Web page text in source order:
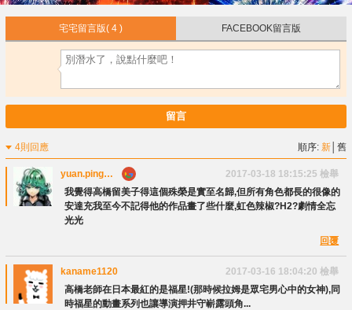
宅宅留言版( 4 ) FACEBOOK留言版
留言
4則回應 順序:新 │舊
yuan.ping
chen
2017-03-18 18:15:25 檢舉
我覺得高橋留美子得這個殊榮是實至名歸,但所有角色都長的很像的
安達充我至今不記得他的作品畫了些什麼,虹色辣椒?H2?劇情全忘
光光
回覆
kaname1120 2017-03-16 18:04:20 檢舉
高橋老師在日本最紅的是福星!(那時候拉姆是眾宅男心中的女神),同
時福星的動畫系列也讓導演押井守嶄露頭角...